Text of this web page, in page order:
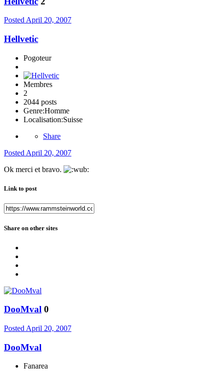
PostedApril 20, 2007
Hellvetic
Pogoteur
Membres
2
2044 posts
Genre:Homme
Localisation:Suisse
Share
Posted April 20, 2007
Ok merci et bravo.
Link to post
Share on other sites
DooMval 0
Posted April 20, 2007
DooMval
Fanarea